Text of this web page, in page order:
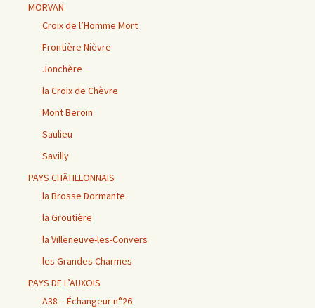
MORVAN
Croix de l’Homme Mort
Frontière Nièvre
Jonchère
la Croix de Chèvre
Mont Beroin
Saulieu
Savilly
PAYS CHÂTILLONNAIS
la Brosse Dormante
la Groutière
la Villeneuve-les-Convers
les Grandes Charmes
PAYS DE L’AUXOIS
A38 – Échangeur n°26